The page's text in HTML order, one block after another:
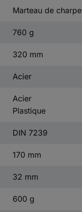
Marteau de
760 g
320 mm
Acier
Acier
Plastique
DIN 7239
170 mm
32 mm
600 g